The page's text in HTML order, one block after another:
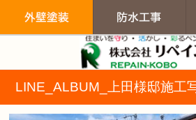
LINE_ALBUM_上田様邸施工